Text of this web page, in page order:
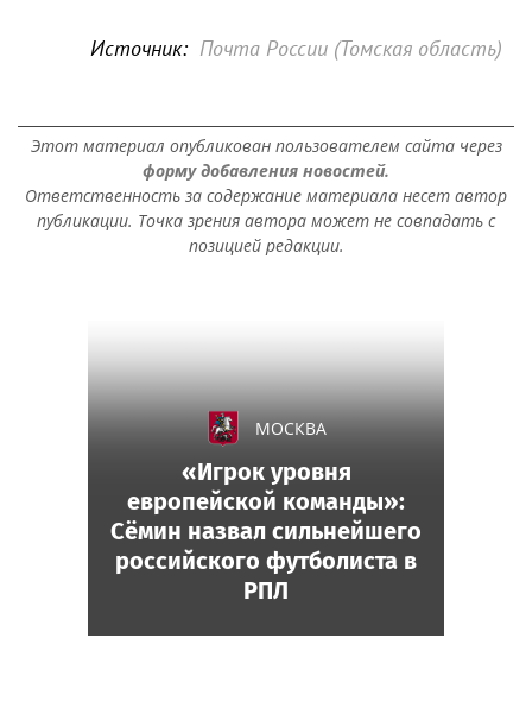
Источник: Почта России (Томская область)
Этот материал опубликован пользователем сайта через
форму добавления новостей.
Ответственность за содержание материала несет автор
публикации. Точка зрения автора может не совпадать с
позицией редакции.
МОСКВА
«Игрок уровня
европейской команды»:
Сёмин назвал сильнейшего
российского футболиста в
РПЛ